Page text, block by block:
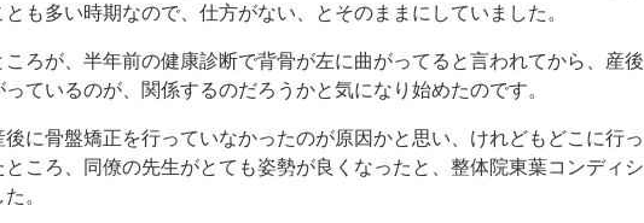
とも多い時期なので、仕方がない、とそのままにしていました。
ころが、半年前の健康診断で背骨が左に曲がってると言われてから、産
っているのが、関係するのだろうかと気になり始めたのです。
後に骨盤矯正を行っていなかったのが原因かと思い、けれどもどこに行
ところ、同僚の先生がとても姿勢が良くなったと、整体院東葉コンディ
た。